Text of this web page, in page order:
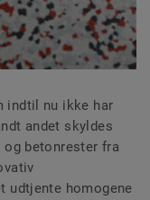
indtil nu ikke har
andet skyldes
betonrester fra
udtjente homogene